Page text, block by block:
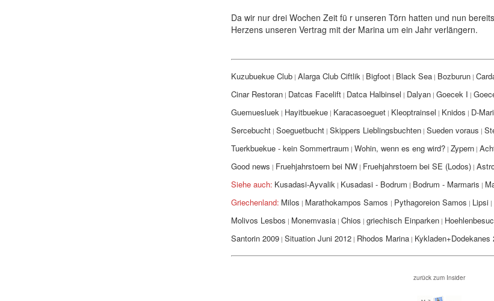
Da wir nur drei Wochen Zeit fü r unseren Törn hatten und nun
Herzens unseren Vertrag mit der Marina um ein Jahr verlängern.
Kuzubuekue Club| Alarga Club Ciftlik| Bigfoot| Black Sea| Bozburun|
Cinar Restoran| Datcas Facelift| Datca Halbinsel | Dalyan| Goecek I |
Guemuesluek| Hayitbuekue| Karacasoeguet| Kleoptrainsel | Knidos | D-
Sercebucht| Soeguetbucht| Skippers Lieblingsbuchten| Sueden voraus |
Tuerkbuekue - kein Sommertraum | Wohin, wenn es eng wird?| Zypern|
Good news | Fruehjahrstoern bei NW| Fruehjahrstoern bei SE (Lodos)|
Siehe auch: Kusadasi-Ayvalik| Kusadasi - Bodrum | Bodrum - Marmaris |
Griechenland: Milos | Marathokampos Samos | Pythagoreion Samos | Lipsi|
Molivos Lesbos | Monemvasia| Chios | griechisch Einparken|
Santorin 2009| Situation Juni 2012| Rhodos Marina| Kykladen+Dodekanes
zurück zum Insider